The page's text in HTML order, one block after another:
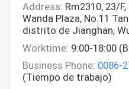
Address: Rm2310, 23/
Wanda Plaza, No.11
distrito de Jianghan,
Worktime: 9:00-18:00
Business Phone: 0086-
(Tiempo de trabajo)